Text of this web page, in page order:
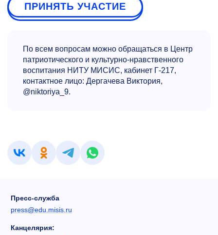
ПРИНЯТЬ УЧАСТИЕ
По всем вопросам можно обращаться в Центр
патриотического и культурно-нравственного
воспитания НИТУ МИСИС, кабинет Г-217,
контактное лицо: Дергачева Виктория,
@niktoriya_9.
Пресс-служба
press@edu.misis.ru
Канцелярия: